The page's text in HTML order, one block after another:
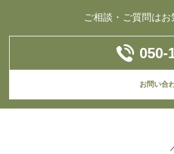
ご相談・ご質問は
050-
お問い合